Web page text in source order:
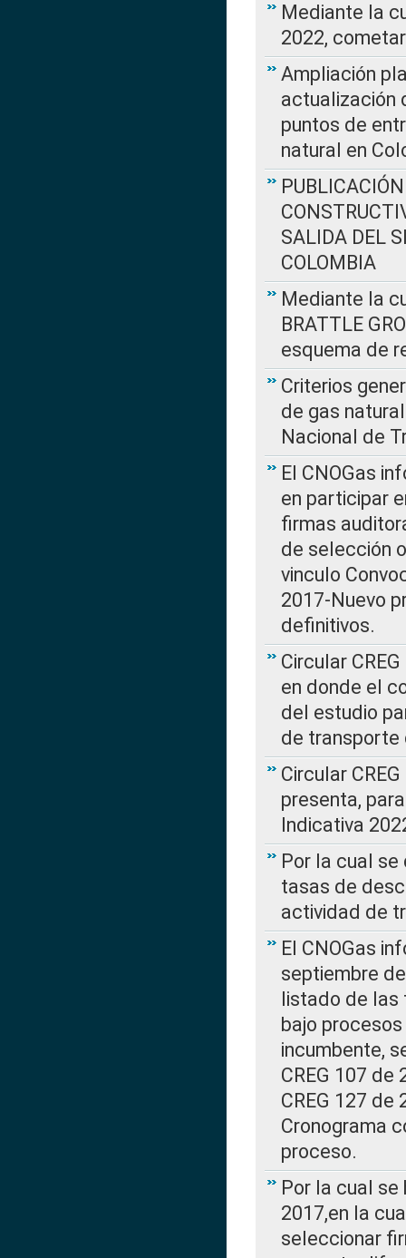
Mediante la
2022,
Ampliación
actualización
puntos de
natural en
SALIDA DEL
COLOMBIA
Mediante la
BRATTLE
esquema de
Criterios
de gas
Nacional de
El CNOGas
en participar
firmas
de selección
vinculo
2017-Nuevo
definitivos.
Circular
en donde el
del estudio
de transporte
Circular
presenta,
Indicativa
Por la cual
tasas de
actividad de
El CNOGas
septiembre
listado de las
bajo
incumbente,
CREG 107
CREG 127 de
Cronograma
proceso.
Por la cual se
2017,en la
seleccionar